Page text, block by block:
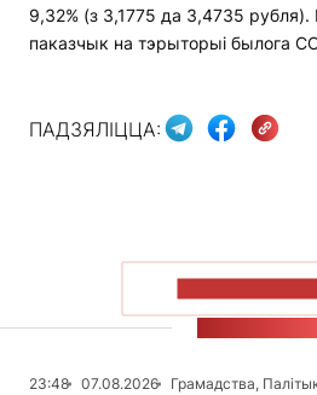
9,32% (з 3,1775 да 3,4735 рубля).
паказчык на тэрыторыі былога
ПАДЗЯЛІЦЦА:
23:48 07.08.2026
Грамадства,